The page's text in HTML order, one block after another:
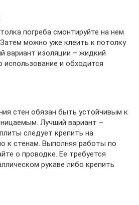
погреба смонтируйте на нем
можно уже клеить к потолку
вариант изоляции – жидкий
использование и обходится
стен обязан быть устойчивым к
Лучший вариант –
следует крепить на
к стенам. Выполняя работы по
о проводке. Ее требуется
рукаве либо крепить